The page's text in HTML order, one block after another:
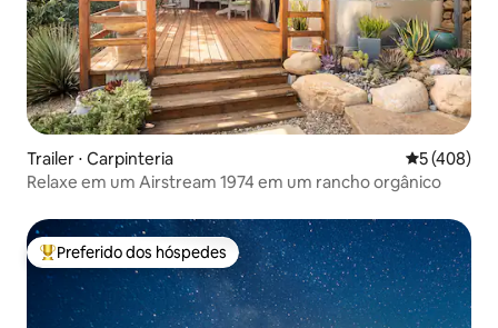
Trailer ⋅ Carpinteria 5 de uma
5 (408)
Relaxe em um Airstream 1974 em um rancho orgânico
Entre os melhores preferidos dos hóspedes
Preferido dos hóspedes